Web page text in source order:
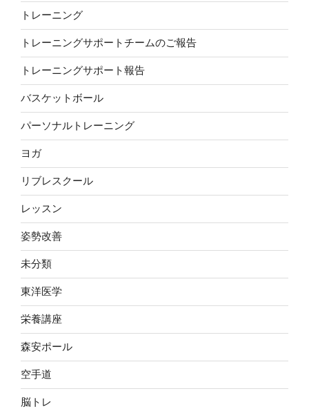
トレーニング
トレーニングサポートチームのご報告
トレーニングサポート報告
バスケットボール
パーソナルトレーニング
ヨガ
リブレスクール
レッスン
姿勢改善
未分類
東洋医学
栄養講座
森安ポール
空手道
脳トレ